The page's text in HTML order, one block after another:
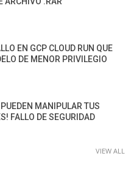
EN GCP CLOUD RUN QUE
DE MENOR PRIVILEGIO
MANIPULAR TUS
FALLO DE SEGURIDAD
VIEW ALL